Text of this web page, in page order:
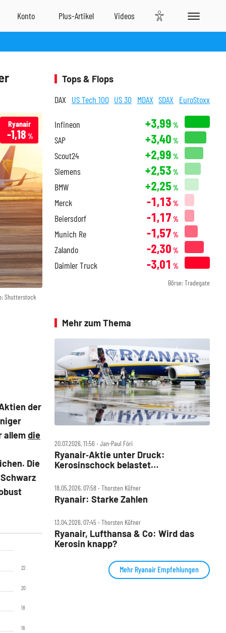
Shutterstock
Ryanair
-1,18 %
der
allemdie
Die
16
18
20
22
Tops & Flops
DAX US Tech 100 US 30 MDAX SDAX EuroStoxx
Infineon +3,99 %
SAP +3,40 %
Scout24 +2,99 %
Siemens +2,53 %
BMW +2,25 %
Merck -1,13 %
Beiersdorf -1,17 %
Munich Re -1,57 %
Zalando -2,30 %
Daimler Truck -3,01 %
Börse: Tradegate
Mehr zum Thema
20.07.2026, 11:56 ‧ Jan-Paul Fóri
Ryanair‑Aktie unter Druck:
Kerosinschock belastet
18.05.2026, 07:58 ‧ Thorsten Küfner
Ryanair: Starke Zahlen
13.04.2026, 07:45 ‧ Thorsten Küfner
Ryanair, Lufthansa & Co: Wird das
Kerosin knapp?
Mehr Ryanair Empfehlungen